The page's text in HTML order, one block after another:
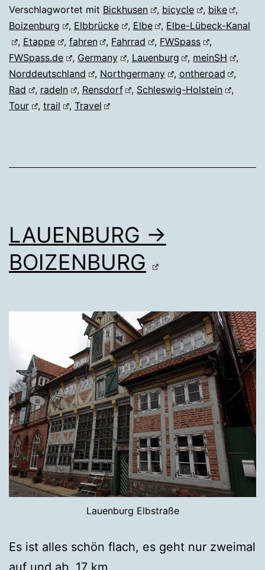
Verschlagwortet mit Bickhusen , bicycle , bike
,
Boizenburg
, Elbbrücke , Elbe , Elbe-Lübeck-Kanal
, Etappe , fahren , Fahrrad , FWSpass
,
FWSpass.de
, Germany , Lauenburg , meinSH
,
Norddeutschland
, Northgermany , ontheroad
,
Rad
, radeln , Rensdorf , Schleswig-Holstein
,
Tour
, trail , Travel
LAUENBURG →
BOIZENBURG
Lauenburg Elbstraße
Es ist alles schön flach, es geht nur zweimal
auf und ab, 17 km.